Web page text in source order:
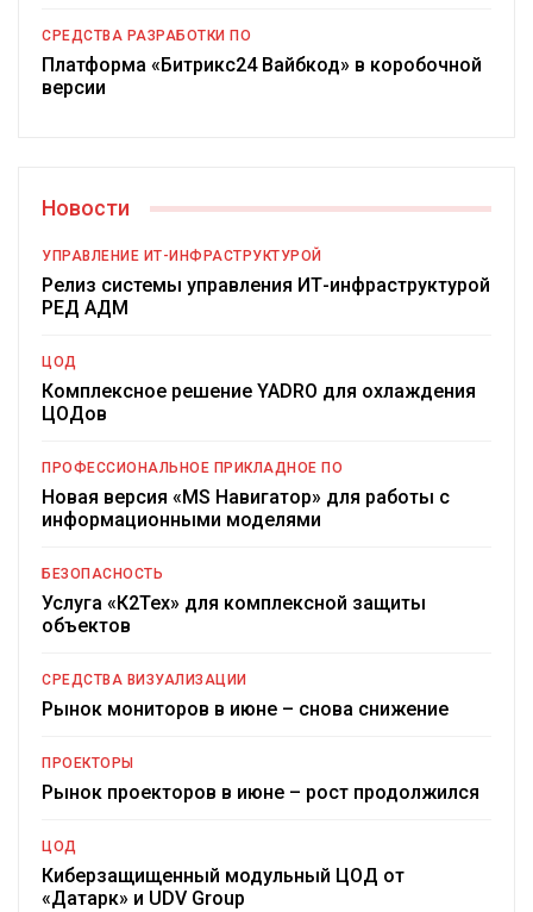
СРЕДСТВА РАЗРАБОТКИ ПО
Платформа «Битрикс24 Вайбкод» в коробочной
версии
Новости
УПРАВЛЕНИЕ ИТ-ИНФРАСТРУКТУРОЙ
Релиз системы управления ИТ-инфраструктурой
РЕД АДМ
ЦОД
Комплексное решение YADRO для охлаждения
ЦОДов
ПРОФЕССИОНАЛЬНОЕ ПРИКЛАДНОЕ ПО
Новая версия «MS Навигатор» для работы с
информационными моделями
БЕЗОПАСНОСТЬ
Услуга «К2Тех» для комплексной защиты
объектов
СРЕДСТВА ВИЗУАЛИЗАЦИИ
Рынок мониторов в июне – снова снижение
ПРОЕКТОРЫ
Рынок проекторов в июне – рост продолжился
ЦОД
Киберзащищенный модульный ЦОД от
«Датарк» и UDV Group